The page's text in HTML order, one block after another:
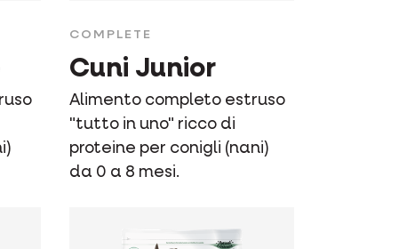
COMPLETE
Cuni Junior
Alimento completo estruso
"tutto in uno" ricco di
proteine per conigli (nani)
da 0 a 8 mesi.